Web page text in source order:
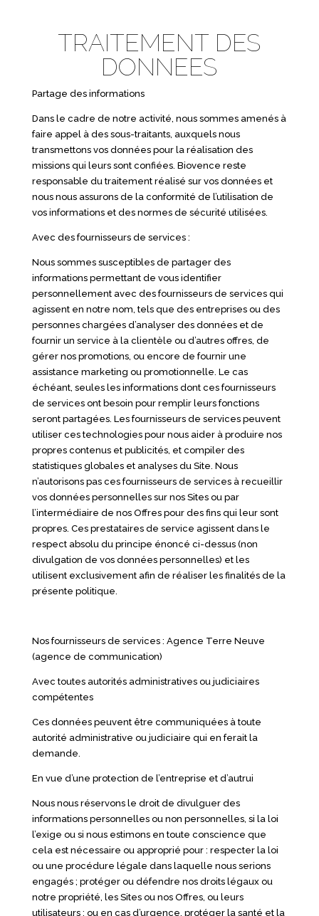
TRAITEMENT DES
DONNEES
Partage des informations
Dans le cadre de notre activité, nous sommes amenés à
faire appel à des sous-traitants, auxquels nous
transmettons vos données pour la réalisation des
missions qui leurs sont confiées. Biovence reste
responsable du traitement réalisé sur vos données et
nous nous assurons de la conformité de l’utilisation de
vos informations et des normes de sécurité utilisées.
Avec des fournisseurs de services :
Nous sommes susceptibles de partager des
informations permettant de vous identifier
personnellement avec des fournisseurs de services qui
agissent en notre nom, tels que des entreprises ou des
personnes chargées d’analyser des données et de
fournir un service à la clientèle ou d’autres offres, de
gérer nos promotions, ou encore de fournir une
assistance marketing ou promotionnelle. Le cas
échéant, seules les informations dont ces fournisseurs
de services ont besoin pour remplir leurs fonctions
seront partagées. Les fournisseurs de services peuvent
utiliser ces technologies pour nous aider à produire nos
propres contenus et publicités, et compiler des
statistiques globales et analyses du Site. Nous
n’autorisons pas ces fournisseurs de services à recueillir
vos données personnelles sur nos Sites ou par
l’intermédiaire de nos Offres pour des fins qui leur sont
propres. Ces prestataires de service agissent dans le
respect absolu du principe énoncé ci-dessus (non
divulgation de vos données personnelles) et les
utilisent exclusivement afin de réaliser les finalités de la
présente politique.
Nos fournisseurs de services : Agence Terre Neuve
(agence de communication)
Avec toutes autorités administratives ou judiciaires
compétentes
Ces données peuvent être communiquées à toute
autorité administrative ou judiciaire qui en ferait la
demande.
En vue d’une protection de l’entreprise et d’autrui
Nous nous réservons le droit de divulguer des
informations personnelles ou non personnelles, si la loi
l’exige ou si nous estimons en toute conscience que
cela est nécessaire ou approprié pour : respecter la loi
ou une procédure légale dans laquelle nous serions
engagés ; protéger ou défendre nos droits légaux ou
notre propriété, les Sites ou nos Offres, ou leurs
utilisateurs ; ou en cas d’urgence, protéger la santé et la